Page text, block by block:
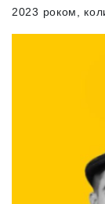
2023 роком,